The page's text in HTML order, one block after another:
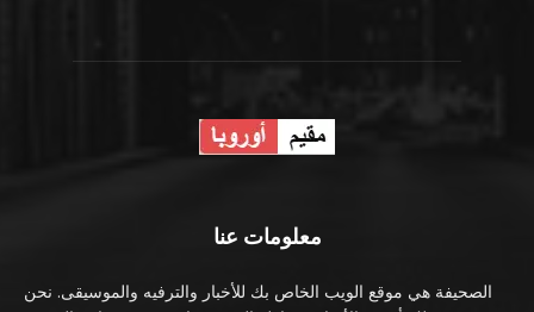
معلومات عنا
الصحيفة هي موقع الويب الخاص بك للأخبار والترفيه والموسيقى. نحن